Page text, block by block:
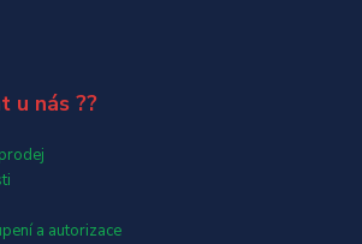
u nás ??
a autorizace